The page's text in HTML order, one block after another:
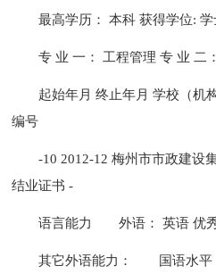
最高学历： 本科 获得学位:
专 业 一： 工程管理 专 业 二：
起始年月 终止年月 学校（机
编号
-10 2012-12 梅州市市政建设
结业证书 -
语言能力 外语： 英语 优
其它外语能力： 国语水平